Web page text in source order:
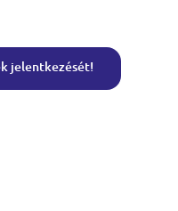
jelentkezését!